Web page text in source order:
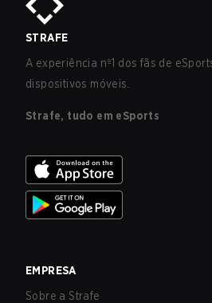
STRAFE
A experiência nº1 dos fãs de
dispositivos móveis.
Strafe, tudo em eSports
EMPRESA
Sobre a Strafe